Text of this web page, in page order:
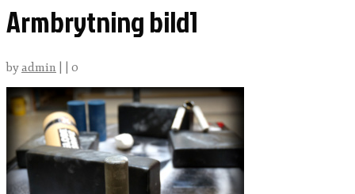
Armbrytning bild1
byadmin 0